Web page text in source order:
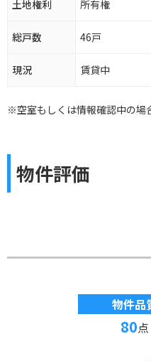
土地権利 所有権
総戸数 46戸
現況 賃貸中
※空室もしくは情報確認中の場
物件評価
物件品
80点